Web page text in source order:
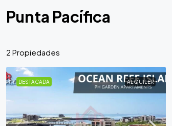
Punta Pacífica
2 Propiedades
DESTACADA ALQUILER